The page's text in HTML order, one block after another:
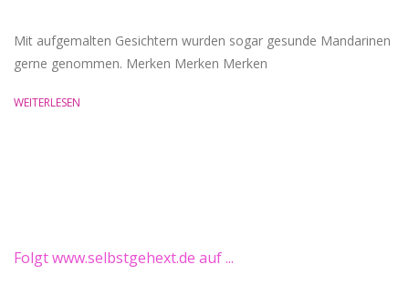
Mit aufgemalten Gesichtern wurden sogar gesunde Mandarinen
gerne genommen. Merken Merken Merken
WEITERLESEN
Folgt www.selbstgehext.de auf ...